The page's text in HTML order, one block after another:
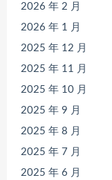
2026 年 2 月
2026 年 1 月
2025 年 12 月
2025 年 11 月
2025 年 10 月
2025 年 9 月
2025 年 8 月
2025 年 7 月
2025 年 6 月